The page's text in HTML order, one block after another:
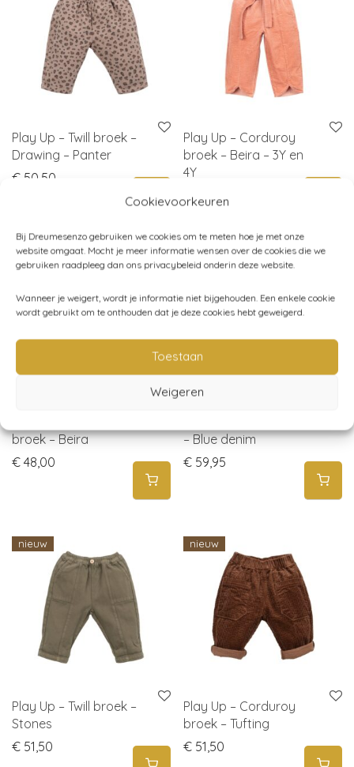
Cookievoorkeuren
Bij Dreumesenzo gebruiken we cookies om te meten hoe je met onze
website omgaat. Mocht je meer informatie wensen over de cookies die we
gebruiken raadpleeg dan ons privacybeleid onderin deze website.
Wanneer je weigert, wordt je informatie niet bijgehouden. Een enkele cookie
wordt gebruikt om te onthouden dat je deze cookies hebt geweigerd.
Toestaan
Weigeren
Play Up – Twill broek –
Drawing – Panter
€ 50,50
Play Up – Corduroy
broek – Beira – 3Y en
4Y
€69,95
nieuw
broek – Beira
€ 48,00
nieuw
– Blue denim
€ 59,95
nieuw
Play Up – Twill broek –
Stones
€ 51,50
nieuw
Play Up – Corduroy
broek – Tufting
€ 51,50